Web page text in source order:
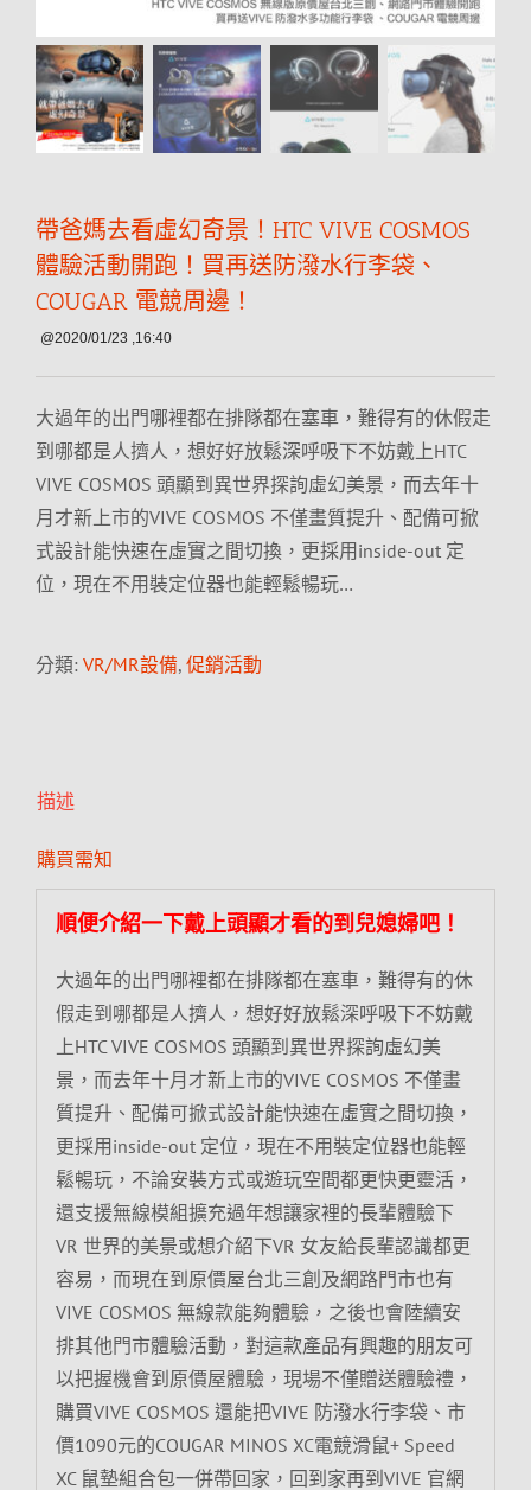
帶爸媽去看虛幻奇景！HTC VIVE COSMOS
體驗活動開跑！買再送防潑水行李袋、
COUGAR 電競周邊！
@2020/01/23 ,16:40
大過年的出門哪裡都在排隊都在塞車，難得有的休假走
到哪都是人擠人，想好好放鬆深呼吸下不妨戴上HTC
VIVE COSMOS 頭顯到異世界探詢虛幻美景，而去年十
月才新上市的VIVE COSMOS 不僅畫質提升、配備可掀
式設計能快速在虛實之間切換，更採用inside-out 定
位，現在不用裝定位器也能輕鬆暢玩…
分類: VR/MR設備, 促銷活動
描述
購買需知
順便介紹一下戴上頭顯才看的到兒媳婦吧！
大過年的出門哪裡都在排隊都在塞車，難得有的休
假走到哪都是人擠人，想好好放鬆深呼吸下不妨戴
上HTC VIVE COSMOS 頭顯到異世界探詢虛幻美
景，而去年十月才新上市的VIVE COSMOS 不僅畫
質提升、配備可掀式設計能快速在虛實之間切換，
更採用inside-out 定位，現在不用裝定位器也能輕
鬆暢玩，不論安裝方式或遊玩空間都更快更靈活，
還支援無線模組擴充過年想讓家裡的長輩體驗下
VR 世界的美景或想介紹下VR 女友給長輩認識都更
容易，而現在到原價屋台北三創及網路門市也有
VIVE COSMOS 無線款能夠體驗，之後也會陸續安
排其他門市體驗活動，對這款產品有興趣的朋友可
以把握機會到原價屋體驗，現場不僅贈送體驗禮，
購買VIVE COSMOS 還能把VIVE 防潑水行李袋、市
價1090元的COUGAR MINOS XC電競滑鼠+ Speed
XC 鼠墊組合包一併帶回家，回到家再到VIVE 官網